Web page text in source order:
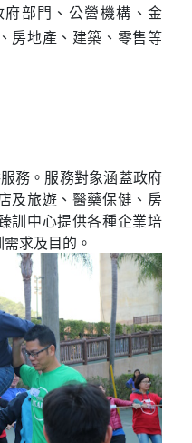
部門、公營機構、金
房地產、建築、零售等
務。服務對象涵蓋政府
及旅遊、醫藥保健、房
訓中心提供各種企業培
求及目的。